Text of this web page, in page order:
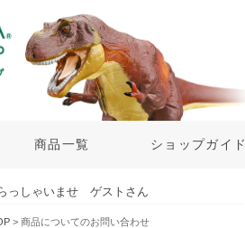
商品一覧 ショップガイド
っしゃいませ ゲストさん
> 商品についてのお問い合わせ